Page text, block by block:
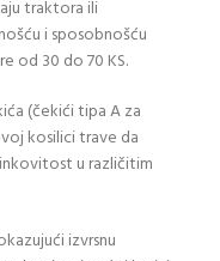
traktora ili
i sposobnošću
od 30 do 70 KS.
(čekići tipa A za
kosilici trave da
u različitim
izvrsnu